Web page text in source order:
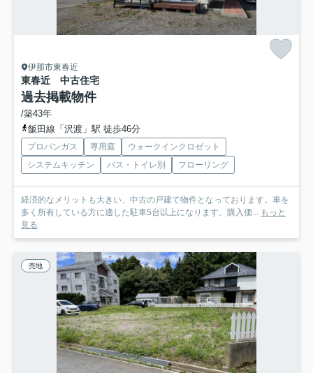
伊那市東春近
東春近 中古住宅
過去掲載物件
/築43年
飯田線「沢渡」駅 徒歩46分
プロパンガス 専用庭
ウォークインクロゼット
システムキッチン
バス・トイレ別 フローリング
経済的なメリットも大きい、中古の戸建て物件となっております。車を
多く所有している方に適した駐車5台以上になります。購入価... もっと
見る
売地